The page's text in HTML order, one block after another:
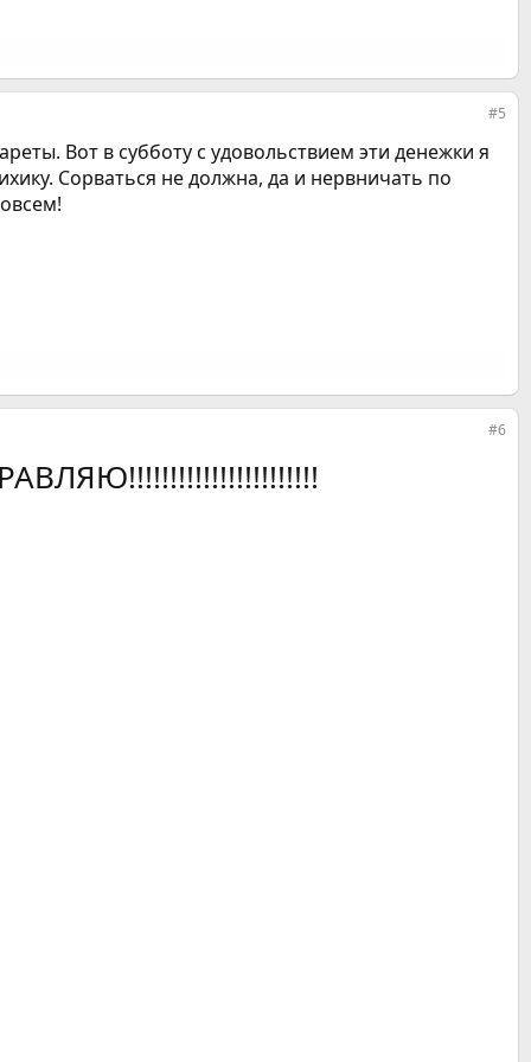
#5
Вот в субботу с удовольствием эти денежки я
Сорваться не должна, да и нервничать по
#6